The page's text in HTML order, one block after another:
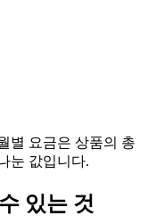
별 요금은 상품의 총
눈 값입니다.
있는 것